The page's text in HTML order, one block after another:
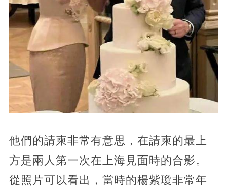
他們的請柬非常有意思，在請柬的最上
方是兩人第一次在上海見面時的合影。
從照片可以看出，當時的楊紫瓊非常年